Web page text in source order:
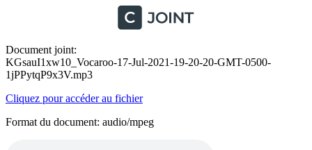
Document joint:
KGsauI1xw10_Vocaroo-17-Jul-2021-19-20-20-GMT-0500-
1jPPytqP9x3V.mp3
Cliquez pour accéder au fichier
Format du document: audio/mpeg